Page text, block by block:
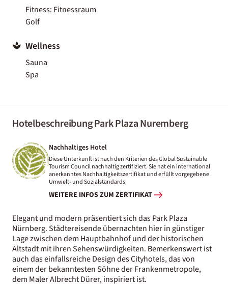
Fitness: Fitnessraum
Golf
Wellness
Sauna
Spa
Hotelbeschreibung Park Plaza Nuremberg
Nachhaltiges Hotel
Diese Unterkunft ist nach den Kriterien des Global Sustainable
Tourism Council nachhaltig zertifiziert. Sie hat ein international
anerkanntes Nachhaltigkeitszertifikat und erfüllt vorgegebene
Umwelt- und Sozialstandards.
WEITERE INFOS ZUM ZERTIFIKAT
Elegant und modern präsentiert sich das Park Plaza
Nürnberg. Städtereisende übernachten hier in günstiger
Lage zwischen dem Hauptbahnhof und der historischen
Altstadt mit ihren Sehenswürdigkeiten. Bemerkenswert ist
auch das einfallsreiche Design des Cityhotels, das von
einem der bekanntesten Söhne der Frankenmetropole,
dem Maler Albrecht Dürer, inspiriert ist.